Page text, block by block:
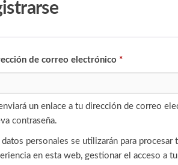
de correo electrónico *
un enlace a tu dirección de correo
contraseña.
datos personales se utilizarán para
en esta web, gestionar el acceso a